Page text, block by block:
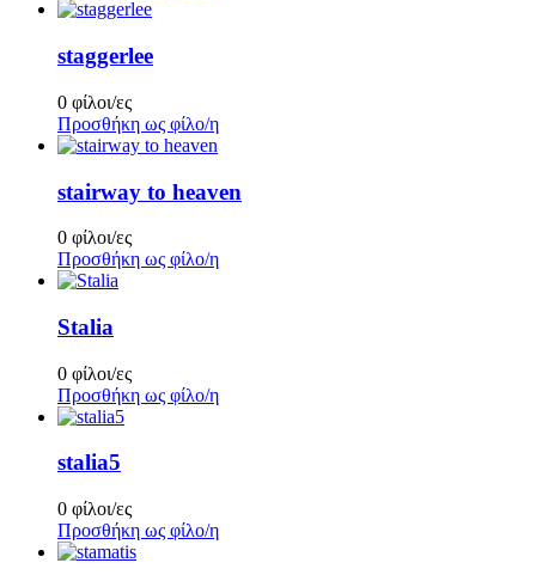
staggerlee
0 φίλοι/ες
Προσθήκη ως φίλο/η
stairway to heaven
0 φίλοι/ες
Προσθήκη ως φίλο/η
Stalia
0 φίλοι/ες
Προσθήκη ως φίλο/η
stalia5
0 φίλοι/ες
Προσθήκη ως φίλο/η